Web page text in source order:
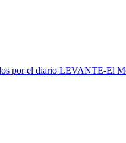
por el diario LEVANTE-El